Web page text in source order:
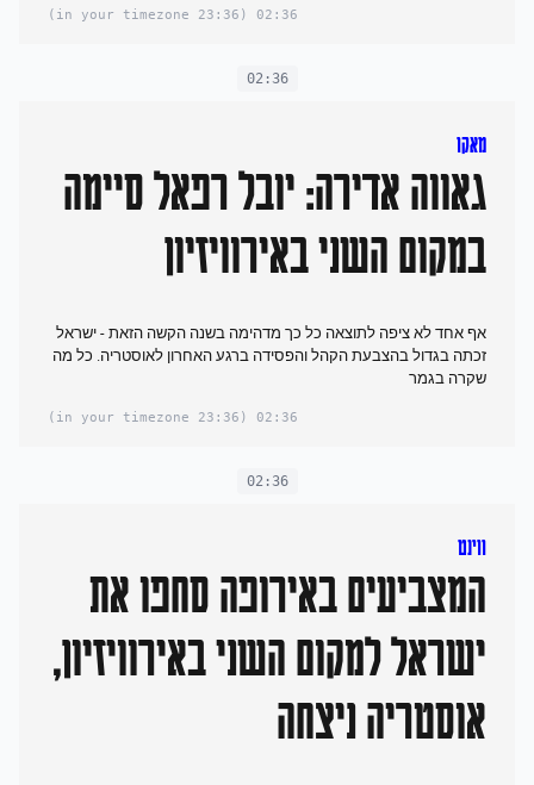
02:36
(23:36 in your timezone)
02:36
מאקו
גאווה אדירה: יובל רפאל סיימה
במקום השני באירוויזיון
אף אחד לא ציפה לתוצאה כל כך מדהימה בשנה הקשה הזאת - ישראל
זכתה בגדול בהצבעת הקהל והפסידה ברגע האחרון לאוסטריה. כל מה
שקרה בגמר
02:36
(23:36 in your timezone)
02:36
ווינט
המצביעים באירופה סחפו את
ישראל למקום השני באירוויזיון,
אוסטריה ניצחה